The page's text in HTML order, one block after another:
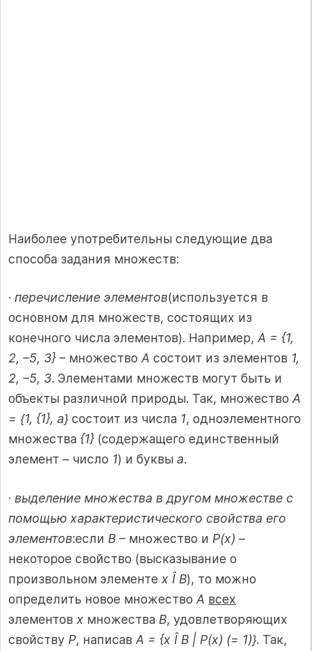
Наиболее употребительны следующие два
способа задания множеств:
· перечисление элементов(используется в
основном для множеств, состоящих из
конечного числа элементов). Например, А = {1,
2, –5, 3} – множество А состоит из элементов 1,
2, –5, 3. Элементами множеств могут быть и
объекты различной природы. Так, множество А
= {1, {1}, a} состоит из числа 1, одноэлементного
множества {1} (содержащего единственный
элемент – число 1) и буквы а.
· выделение множества в другом множестве с
помощью характеристического свойства его
элементов:если В – множество и P(x) –
некоторое свойство (высказывание о
произвольном элементе x Î B), то можно
определить новое множество А всех
элементов x множества В, удовлетворяющих
свойству P, написав А = {x Î B | P(x) (= 1)}. Так,